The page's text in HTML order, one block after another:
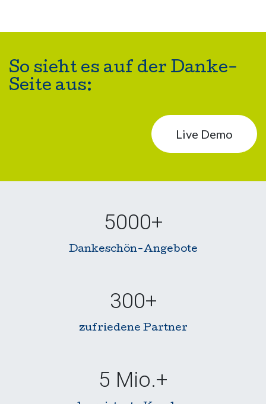
So sieht es auf der Danke-
Seite aus:
Live Demo
5000+
Dankeschön-Angebote
300+
zufriedene Partner
5 Mio.+